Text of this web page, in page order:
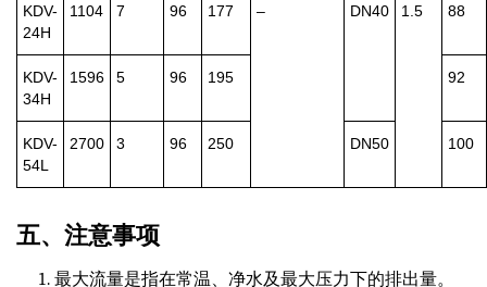
KDV-
24H
1104 7 96 177 – DN40 1.5 88
KDV-
34H
1596 5 96 195 92
KDV-
54L
2700 3 96 250 DN50 100
五、注意事项
最大流量是指在常温、净水及最大压力下的排出量。